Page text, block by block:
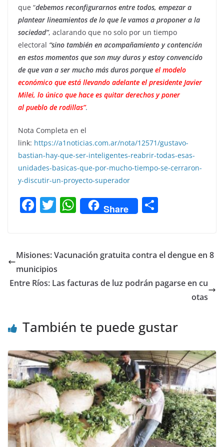
que “debemos reconfigurarnos entre todos, empezar a
plantear lineamientos de lo que le vamos a proponer a la
sociedad”, aclarando que no solo por un tiempo
electoral “sino también en acompañamiento y contención
en estos momentos que son muy duros y estoy convencido
de que van a ser mucho más duros porque el modelo
económico que está llevando adelante el presidente Javier
Milei, lo único que hace es quitar derechos y poner
al pueblo de rodillas”.
Nota Completa en el
link: https://a1noticias.com.ar/nota/12571/gustavo-
bastian-hay-que-ser-inteligentes-reabrir-todas-esas-
unidades-basicas-que-por-mucho-tiempo-se-cerraron-
y-discutir-un-proyecto-superador
F
e
b
o
T
er
W
h
s
p
Share
p
tir
Misiones: Vacunación gratuita contra el dengue en 8
municipios
Entre Ríos: Las facturas de luz podrán pagarse en cu
otas
También te puede gustar